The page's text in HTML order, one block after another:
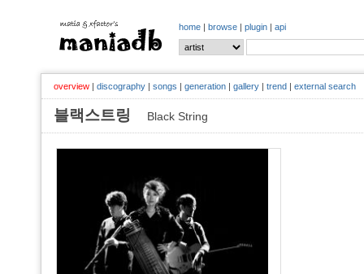
home | browse | plugin | api
overview | discography | songs | generation | gallery | trend | external search
블랙스트링 Black String